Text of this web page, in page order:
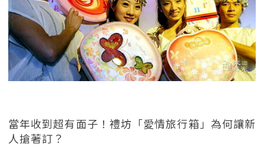
當年收到超有面子！禮坊「愛情旅行箱」為何讓新
人搶著訂？